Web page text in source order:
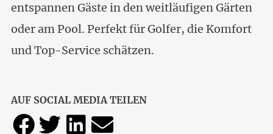
entspannen Gäste in den weitläufigen Gärten
oder am Pool. Perfekt für Golfer, die Komfort
und Top-Service schätzen.
AUF SOCIAL MEDIA TEILEN